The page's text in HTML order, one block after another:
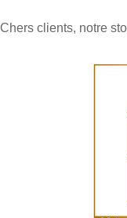
Chers clients, notre